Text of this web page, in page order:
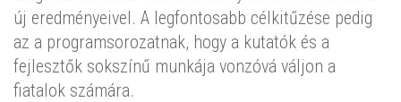
új eredményeivel. A legfontosabb célkitűzése pedig
az a programsorozatnak, hogy a kutatók és a
fejlesztők sokszínű munkája vonzóvá váljon a
fiatalok számára.